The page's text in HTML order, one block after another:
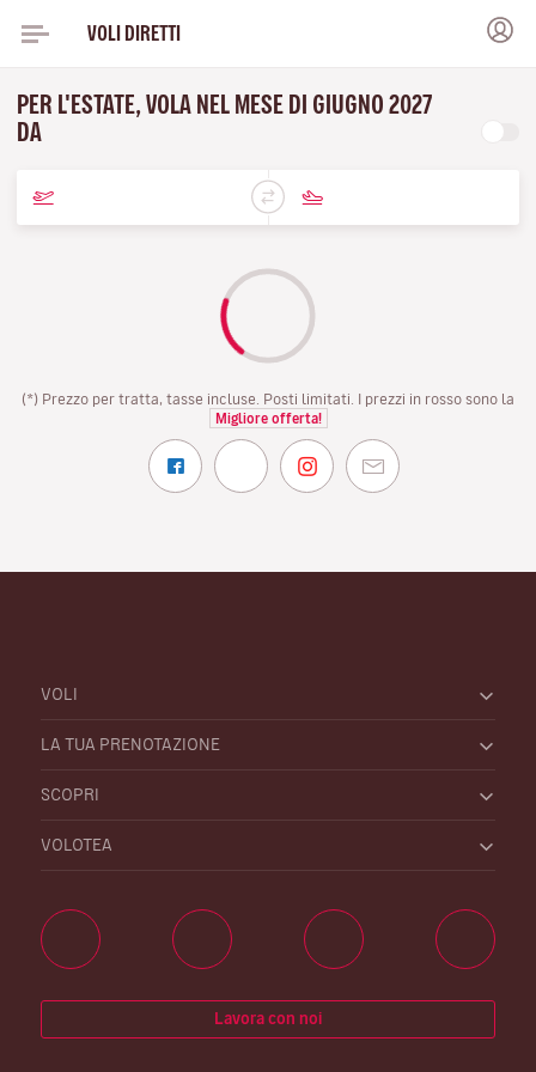
VOLI DIRETTI
PER L'ESTATE, VOLA NEL MESE DI GIUGNO 2027
DA
(*) Prezzo per tratta, tasse incluse. Posti limitati. I prezzi in rosso sono la
Migliore offerta!
VOLI
LA TUA PRENOTAZIONE
SCOPRI
VOLOTEA
Lavora con noi